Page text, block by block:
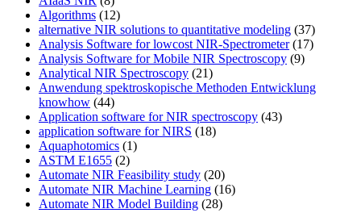
Algorithms (12)
alternative NIR solutions to quantitative modeling (37)
Analysis Software for lowcost NIR-Spectrometer(17)
Analysis Software for Mobile NIR Spectroscopy (9)
Analytical NIR Spectroscopy (21)
Anwendung spektroskopische Methoden Entwicklung
knowhow (44)
Application software for NIR spectroscopy (43)
application software for NIRS (18)
Aquaphotomics (1)
ASTM E1655 (2)
Automate NIR Feasibility study (20)
Automate NIR Machine Learning (16)
Automate NIR Model Building (28)